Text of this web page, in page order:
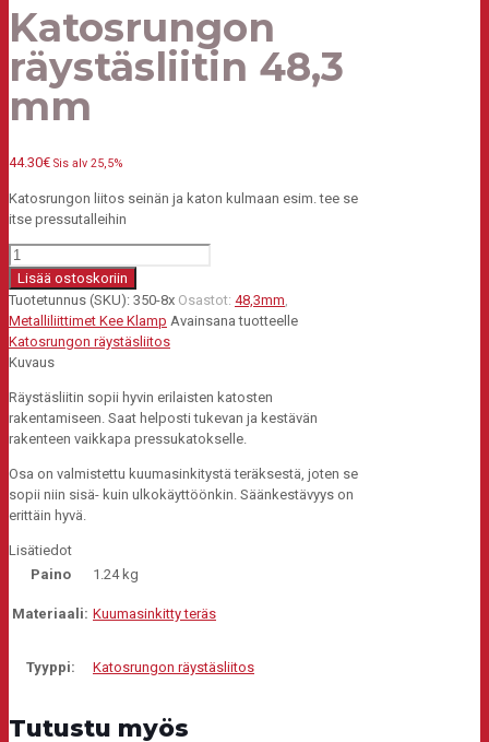
Katosrungon
räystäsliitin 48,3
mm
44.30€ Sis alv 25,5%
Katosrungon liitos seinän ja katon kulmaan esim. tee se
itse pressutalleihin
Katosrungon
räystäsliitin
48,3
mm
määrä
Lisää ostoskoriin
Tuotetunnus (SKU): 350-8x Osastot: 48,3mm,
Metalliliittimet Kee Klamp Avainsana tuotteelle
Katosrungon räystäsliitos
Kuvaus
Räystäsliitin sopii hyvin erilaisten katosten
rakentamiseen. Saat helposti tukevan ja kestävän
rakenteen vaikkapa pressukatokselle.
Osa on valmistettu kuumasinkitystä teräksestä, joten se
sopii niin sisä- kuin ulkokäyttöönkin. Säänkestävyys on
erittäin hyvä.
Lisätiedot
Paino
1.24 kg
Materiaali: Kuumasinkitty teräs
Tyyppi: Katosrungon räystäsliitos
Tutustu myös